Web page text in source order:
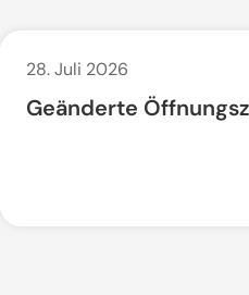
28. Juli 2026
Geänderte